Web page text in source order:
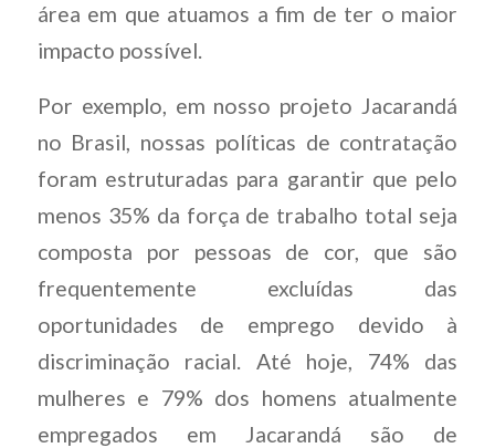
área em que atuamos a fim de ter o maior
impacto possível.
Por exemplo, em nosso projeto Jacarandá
no Brasil, nossas políticas de contratação
foram estruturadas para garantir que pelo
menos 35% da força de trabalho total seja
composta por pessoas de cor, que são
frequentemente excluídas das
oportunidades de emprego devido à
discriminação racial. Até hoje, 74% das
mulheres e 79% dos homens atualmente
empregados em Jacarandá são de